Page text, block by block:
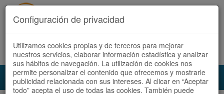
Accedeix Registra't ara Español Català
Configuración de privacidad
Utilizamos cookies propias y de terceros para mejorar
nuestros servicios, elaborar información estadística y analizar
sus hábitos de navegación. La utilización de cookies nos
permite personalizar el contenido que ofrecemos y mostrarle
publicidad relacionada con sus intereses. Al clicar en “Aceptar
todo” acepta el uso de todas las cookies. También puede